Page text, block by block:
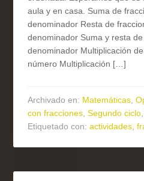
aula y en casa. Suma de
denominador Resta de
denominador Suma y resta
denominador Multiplicación
número Multiplicación […]
Archivado en: Matemáticas,
con fracciones,Segundo ciclo
Etiquetado con:actividades,